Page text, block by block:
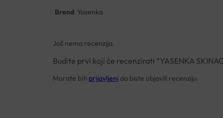
Brend Yasenka
Još nema recenzija.
Budite prvi koji će recenzirati “YASENKA
Morate biti prijavljeni da biste objavili recenziju.